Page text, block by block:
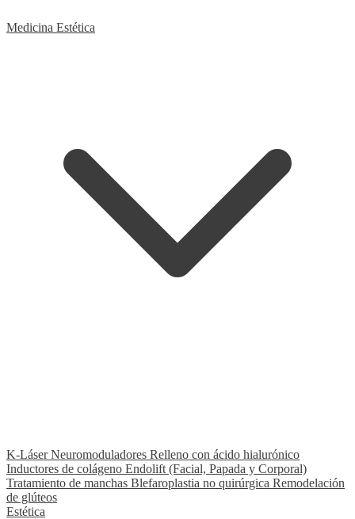
Medicina Estética
K-LáserNeuromoduladores Relleno con ácido hialurónico
Inductores de colágeno Endolift (Facial, Papada y Corporal)
Tratamiento de manchas Blefaroplastia no quirúrgica Remodelación
de glúteos
Estética